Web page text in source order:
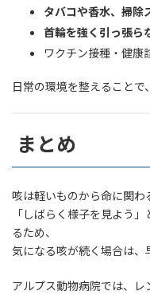
タバコや香水、掃除
首輪を強く引っ張ら
ワクチン接種・健康
日常の環境を整えることで
まとめ
咳は軽いものから命に関わ
「しばらく様子を見よう
るため、
気になる咳が続く場合は、
アルプス動物病院では、